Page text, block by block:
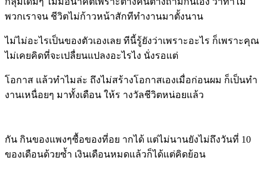
พวกเราจน ชีวิตไม่ก้าวหน้าสักทีทำงานมาตั้งนาน
ไม่ไม่อะไรเป็นของตัวเองเลย ทีนี้รู้ยังว่าเพราะอะไร ก็เพราะคุณ
ไม่เคยคิดที่จะเปลื่ยนแปลงอะไรไง นั่งรอแต่
โอกาส แล้วทำไมล่ะ ถึงไม่สร้างโอกาสเองเมื่อก่อนผม ก็เป็นทำ
งานเหนื่อยๆ มาทั้งเดือน ให้ร างวัลชีวิตหน่อยแล้ว
กัน กินของแพงๆซื้อของที่อย ากได้ แต่ไม่นานยังไม่ถึงวันที่ 10
ของเดือนด้วยซ้ำ เงินเดือนหมดแล้วก็ได้แต่คิดย้อน